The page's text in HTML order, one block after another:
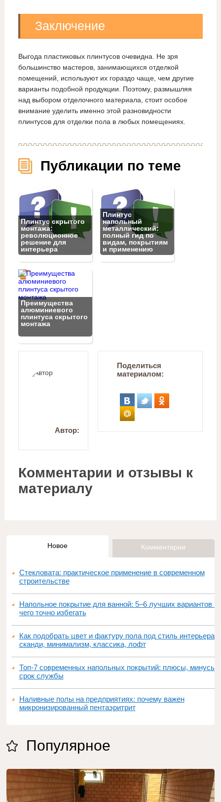
Заключение
Выгода пластиковых плинтусов очевидна. Не зря
большинство мастеров, занимающихся отделкой
помещений, используют их гораздо чаще, чем другие
варианты подобной продукции. Поэтому, размышляя
над выбором отделочного материала, стоит особое
внимание уделить именно этой разновидности
плинтусов для отделки пола в любых помещениях.
Публикации по теме
Плинтус скрытого
монтажа:
революционное
решение для
интерьера
Плинтус
напольный
металлический:
полный гид по
видам, покрытиям
и применению
Преимущества
алюминиевого
плинтуса скрытого
монтажа
Автор:
Поделиться
материалом:
Комментарии и отзывы к
материалу
Новое Комментарии
Стекловата: практическое применение в современном
строительстве
Напольное покрытие для ванной: 5–6 лучших вариантов и
чего точно избегать
Как подобрать цвет и фактуру пола под стиль интерьера:
сканди, минимализм, классика, лофт
Топ‑7 современных напольных покрытий: плюсы, минусы,
срок службы
Наливные полы на предприятиях: почему важен
микронизированный пентаэритрит
Популярное